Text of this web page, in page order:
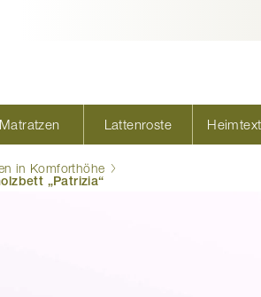
Matratzen Lattenroste
in Komforthöhe
„Patrizia“